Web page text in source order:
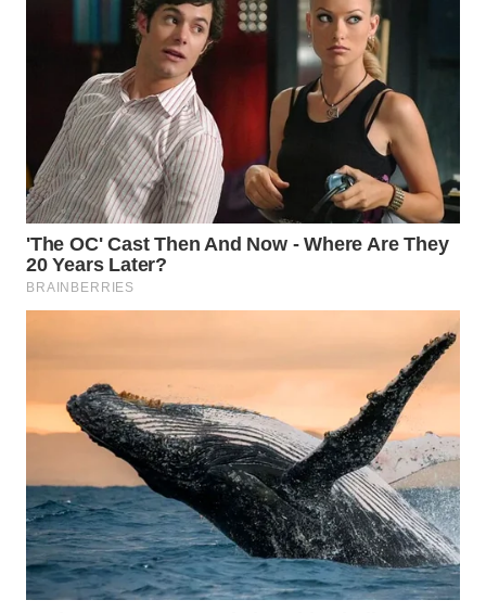
MALUKU
WN
MALUT
WN
DAIRI
WN
DANAU
WN
NIAS
LANGKAT
WN
TAPANULI
SELATAN